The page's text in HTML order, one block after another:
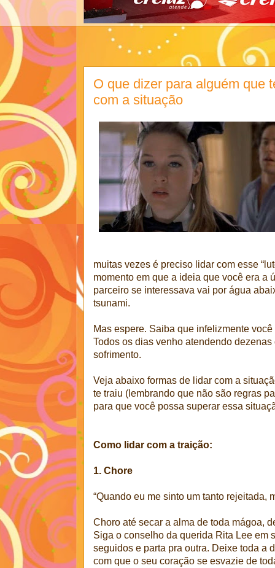
O que dizer para alguém que
com a situação
muitas vezes é preciso lidar com esse
momento em que a ideia que você era a
parceiro se interessava vai por água
tsunami.
Mas espere. Saiba que infelizmente
Todos os dias venho atendendo
sofrimento.
Veja abaixo formas de lidar com a
te traiu (lembrando que não são regras
para que você possa superar essa
Como lidar com a traição:
1. Chore
“Quando eu me sinto um tanto rejeitada,
Choro até secar a alma de toda mágoa,
Siga o conselho da querida Rita Lee em
seguidos e parta pra outra. Deixe toda a
com que o seu coração se esvazie de